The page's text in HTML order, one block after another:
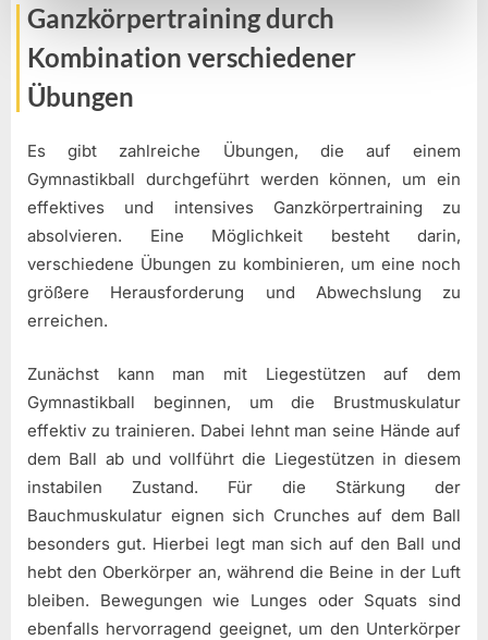
Ganzkörpertraining durch
Kombination verschiedener
Übungen
Es gibt zahlreiche Übungen, die auf einem
Gymnastikball durchgeführt werden können, um ein
effektives und intensives Ganzkörpertraining zu
absolvieren. Eine Möglichkeit besteht darin,
verschiedene Übungen zu kombinieren, um eine noch
größere Herausforderung und Abwechslung zu
erreichen.
Zunächst kann man mit Liegestützen auf dem
Gymnastikball beginnen, um die Brustmuskulatur
effektiv zu trainieren. Dabei lehnt man seine Hände auf
dem Ball ab und vollführt die Liegestützen in diesem
instabilen Zustand. Für die Stärkung der
Bauchmuskulatur eignen sich Crunches auf dem Ball
besonders gut. Hierbei legt man sich auf den Ball und
hebt den Oberkörper an, während die Beine in der Luft
bleiben. Bewegungen wie Lunges oder Squats sind
ebenfalls hervorragend geeignet, um den Unterkörper